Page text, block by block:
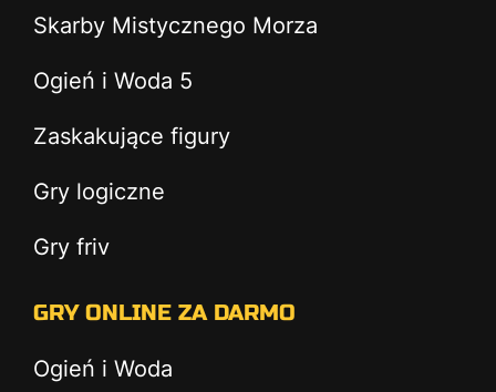
Skarby Mistycznego Morza
Ogień i Woda 5
Zaskakujące figury
Gry logiczne
Gry friv
GRY ONLINE ZA DARMO
Ogień i Woda